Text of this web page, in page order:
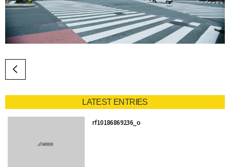
LATEST ENTRIES
rf10186869236_o